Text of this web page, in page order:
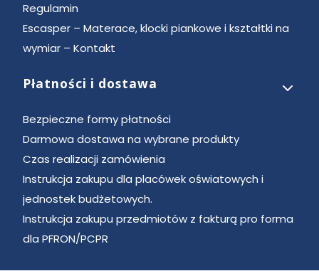
Regulamin
Escasper – Materace, klocki piankowe i kształtki na
wymiar – Kontakt
Płatności i dostawa
Bezpieczne formy płatności
Darmowa dostawa na wybrane produkty
Czas realizacji zamówienia
Instrukcja zakupu dla placówek oświatowych i
jednostek budżetowych.
Instrukcja zakupu przedmiotów z fakturą pro forma
dla PFRON/PCPR